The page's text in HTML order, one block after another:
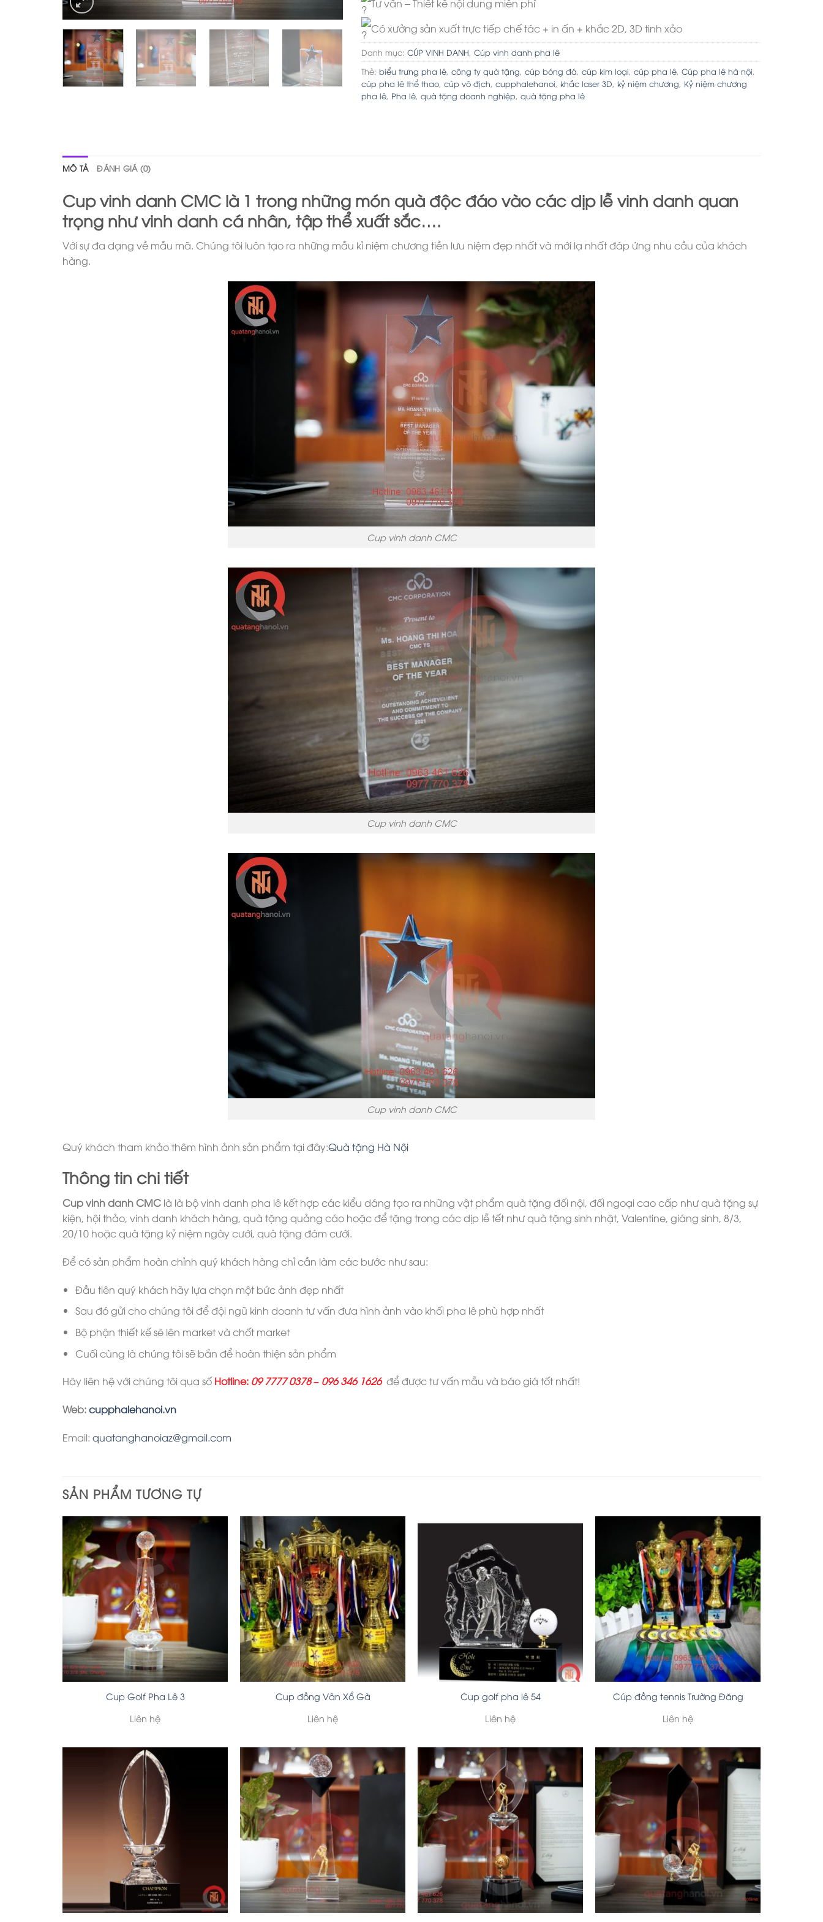
Tư vấn – Thiết kế nội dung miễn phí
Có xưởng sản xuất trực tiếp chế tác + in ấn + khắc 2D, 3D tinh xảo
Danh mục: CÚP VINH DANH, Cúp vinh danh pha lê
Thẻ: biểu trưng pha lê, công ty quà tặng, cúp bóng đá, cúp kim loại, cúp pha lê, Cúp pha lê hà nội,
cúp pha lê thể thao, cúp vô địch, cupphalehanoi, khắc laser 3D, kỷ niệm chương, Kỷ niệm chương
pha lê, Pha lê, quà tặng doanh nghiệp, quà tặng pha lê
MÔ TẢ ĐÁNH GIÁ (0)
Cup vinh danh CMC là 1 trong những món quà độc đáo vào các dịp lễ vinh danh quan
trọng như vinh danh cá nhân, tập thể xuất sắc….
Với sự đa dạng về mẫu mã. Chúng tôi luôn tạo ra những mẫu kỉ niệm chương tiền lưu niệm đẹp nhất và mới lạ nhất đáp ứng nhu cầu của khách
hàng.
Cup vinh danh CMC
Cup vinh danh CMC
Cup vinh danh CMC
Quý khách tham khảo thêm hình ảnh sản phẩm tại đây:Quà tặng Hà Nội
Thông tin chi tiết
Cup vinh danh CMC là là bộ vinh danh pha lê kết hợp các kiểu dáng tạo ra những vật phẩm quà tặng đối nội, đối ngoại cao cấp như quà tặng sự
kiện, hội thảo, vinh danh khách hàng, quà tặng quảng cáo hoặc để tặng trong các dịp lễ tết như quà tặng sinh nhật, Valentine, giáng sinh, 8/3,
20/10 hoặc quà tặng kỷ niệm ngày cưới, quà tặng đám cưới.
Để có sản phẩm hoàn chỉnh quý khách hàng chỉ cần làm các bước như sau:
Đầu tiên quý khách hãy lựa chọn một bức ảnh đẹp nhất
Sau đó gửi cho chúng tôi để đội ngũ kinh doanh tư vấn đưa hình ảnh vào khối pha lê phù hợp nhất
Bộ phận thiết kế sẽ lên market và chốt market
Cuối cùng là chúng tôi sẽ bắn để hoàn thiện sản phẩm
Hãy liên hệ với chúng tôi qua sốHotline: 09 7777 0378 – 096 346 1626 để được tư vấn mẫu và báo giá tốt nhất!
Web:cupphalehanoi.vn
Email: quatanghanoiaz@gmail.com
SẢN PHẨM TƯƠNG TỰ
Cup Golf Pha Lê 3
Liên hệ
Cup đồng Vân Xổ Gà
Liên hệ
Cup golf pha lê 54
Liên hệ
Cúp đồng tennis Trường Đăng
Liên hệ